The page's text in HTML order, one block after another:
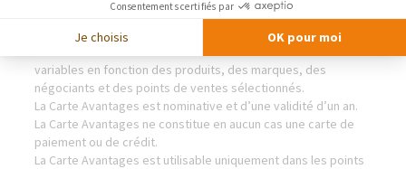
Les partenaires référencés accordant ces tarifs spécifiques
sur les produits de leur catalogue sont seuls responsables
variables en fonction des produits, des marques, des
négociants et des points de ventes sélectionnés.
La Carte Avantages est nominative et d’une validité d’un an.
La Carte Avantages ne constitue en aucun cas une carte de
paiement ou de crédit.
La Carte Avantages est utilisable uniquement dans les points
Consentements certifiés par
Je choisis OK pour moi